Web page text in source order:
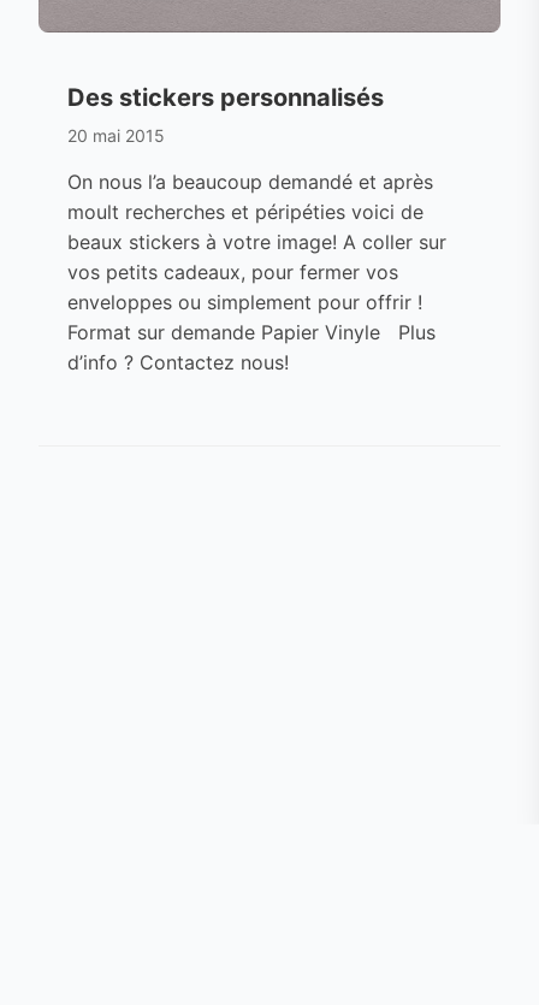
Des stickers personnalisés
20 mai 2015
On nous l’a beaucoup demandé et après
moult recherches et péripéties voici de
beaux stickers à votre image! A coller sur
vos petits cadeaux, pour fermer vos
enveloppes ou simplement pour offrir !
Format sur demande Papier Vinyle Plus
d’info ? Contactez nous!